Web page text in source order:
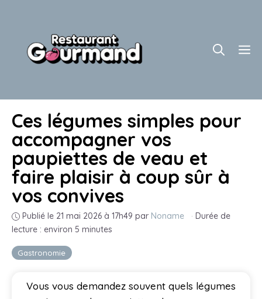
contenu
Gastronomie
Ces légumes simples pour
accompagner vos
paupiettes de veau et
faire plaisir à coup sûr à
vos convives
Publié le 21 mai 2026 à 17h49 par Noname · Durée de
lecture : environ 5 minutes
Vous vous demandez souvent quels légumes